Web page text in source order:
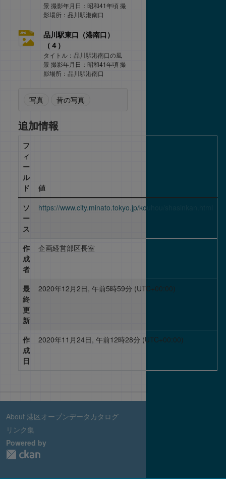
景 撮影年月日：昭和41年頃 撮
影場所：品川駅港南口
品川駅東口（港南口）
（４）
タイトル：品川駅港南口の風
景 撮影年月日：昭和41年頃 撮
影場所：品川駅港南口
写真 昔の写真
追加情報
フ
ィ
ー
ル
ド
値
ソ
ー
ス
https://www.city.minato.tokyo.jp/kouhou/shasinkan.html
作
成
者
企画経営部区長室
最
終
更
新
2020年12月2日, 午前5時59分 (UTC+00:00)
作
成
日
2020年11月24日, 午前12時28分 (UTC+00:00)
About 港区オープンデータカタログ
リンク集
Powered by